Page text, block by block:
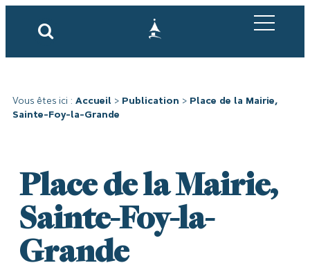
Vous êtes ici : Accueil > Publication > Place de la Mairie,
Sainte-Foy-la-Grande
Place de la Mairie,
Sainte-Foy-la-
Grande